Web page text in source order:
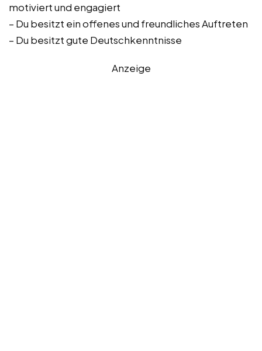
motiviert und engagiert
– Du besitzt ein offenes und freundliches Auftreten
– Du besitzt gute Deutschkenntnisse
Anzeige